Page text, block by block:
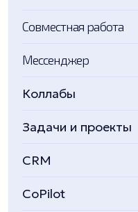
Совместная работа
Мессенджер
Коллабы
Задачи и проекты
CRM
CoPilot